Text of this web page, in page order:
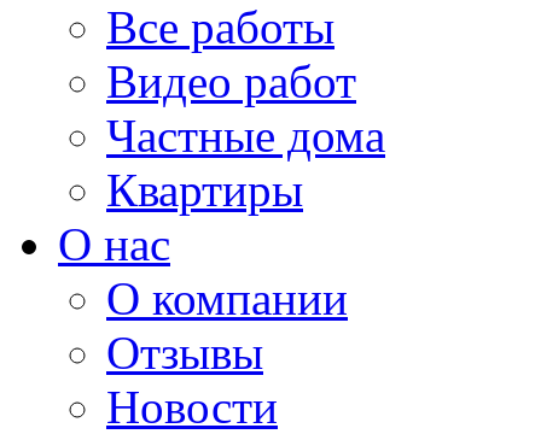
Все работы
Видео работ
Частные дома
Квартиры
О нас
О компании
Отзывы
Новости